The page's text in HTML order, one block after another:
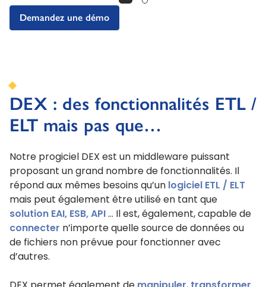
Demandez une démo
DEX : des fonctionnalités ETL /
ELT mais pas que…
Notre progiciel DEX est un middleware puissant
proposant un grand nombre de fonctionnalités. Il
répond aux mêmes besoins qu’un logiciel ETL / ELT
mais peut également être utilisé en tant que
solution EAI, ESB, API … Il est, également, capable de
connecter n’importe quelle source de données ou
de fichiers non prévue pour fonctionner avec
d’autres.